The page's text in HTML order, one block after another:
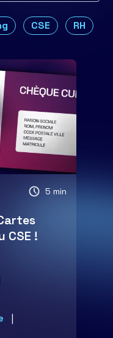
CSE RH
5 min
CSE !